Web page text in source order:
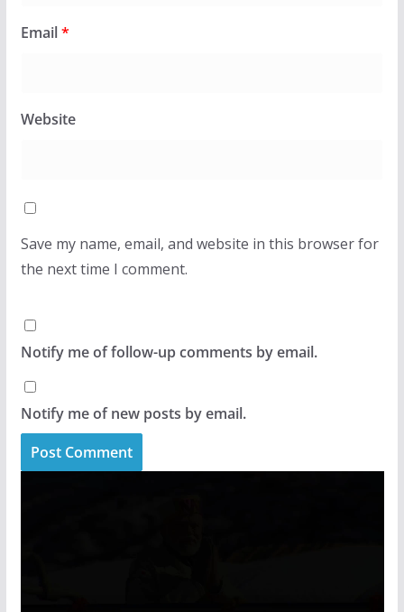
Email*
Website
Save my name, email, and website in this browser for
the next time I comment.
Notify me of follow-up comments by email.
Notify me of new posts by email.